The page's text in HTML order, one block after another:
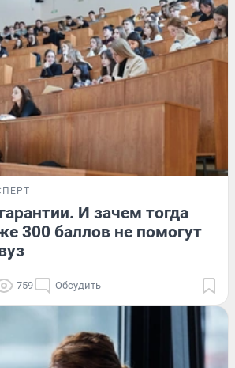
И зачем тогда
300 баллов не помогут
759 Обсудить